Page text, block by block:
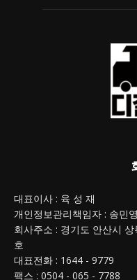
대표이사 : 육 성 재
개인정보관리책임자 : 송민영
회사주소 : 경기도 안산시
호
대표전화 : 1644 - 9779
팩스 : 0504 - 065 - 7788